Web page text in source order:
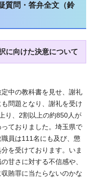
質問・答弁全文（鈴
に向けた決意について
中の教科書を見せ、謝礼
問題となり、謝礼を受け
り、2割以上の約850人が
ておりました。埼玉県で
員は111名にも及び、懲
を受けております。いま
甘さに対する不信感や、
賄罪に当たらないのかな